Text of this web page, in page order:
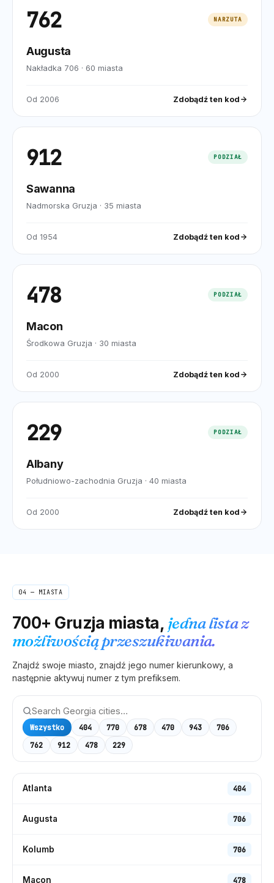
762 NARZUTA
Augusta
Nakładka 706 · 60 miasta
Od 2006 Zdobądź ten kod
912 PODZIAŁ
Sawanna
Nadmorska Gruzja · 35 miasta
Od 1954 Zdobądź ten kod
478 PODZIAŁ
Macon
Środkowa Gruzja · 30 miasta
Od 2000 Zdobądź ten kod
229 PODZIAŁ
Albany
Południowo-zachodnia Gruzja · 40 miasta
Od 2000 Zdobądź ten kod
04 — MIASTA
700+ Gruzja miasta, jedna lista z
możliwością przeszukiwania.
Znajdź swoje miasto, znajdź jego numer kierunkowy, a
następnie aktywuj numer z tym prefiksem.
Wszystko 404 770 678 470 943
706
762
912 478 229
Atlanta 404
Augusta 706
Kolumb 706
Macon 478